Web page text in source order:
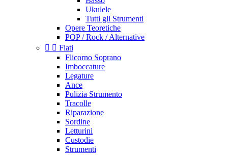
Ukulele
Tutti gli Strumenti
Opere Teoretiche
POP / Rock / Alternative
  Fiati
Flicorno Soprano
Imboccature
Legature
Ance
Pulizia Strumento
Tracolle
Riparazione
Sordine
Letturini
Custodie
Strumenti